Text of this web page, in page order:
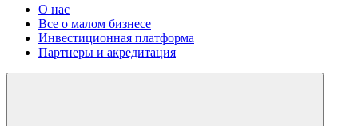
О нас
Все о малом бизнесе
Инвестиционная платформа
Партнеры и акредитация